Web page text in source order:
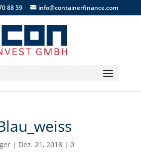
88 59 info@containerfinance.com
| Dez. 21, 2018| 0